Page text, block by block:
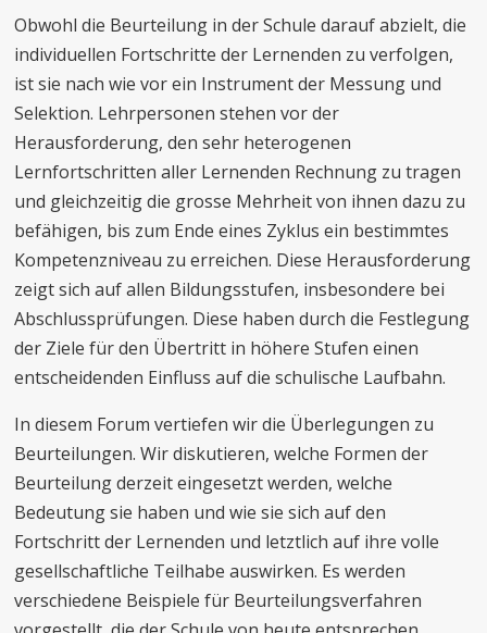
Obwohl die Beurteilung in der Schule darauf abzielt, die
individuellen Fortschritte der Lernenden zu verfolgen,
ist sie nach wie vor ein Instrument der Messung und
Selektion. Lehrpersonen stehen vor der
Herausforderung, den sehr heterogenen
Lernfortschritten aller Lernenden Rechnung zu tragen
und gleichzeitig die grosse Mehrheit von ihnen dazu zu
befähigen, bis zum Ende eines Zyklus ein bestimmtes
Kompetenzniveau zu erreichen. Diese Herausforderung
zeigt sich auf allen Bildungsstufen, insbesondere bei
Abschlussprüfungen. Diese haben durch die Festlegung
der Ziele für den Übertritt in höhere Stufen einen
entscheidenden Einfluss auf die schulische Laufbahn.
In diesem Forum vertiefen wir die Überlegungen zu
Beurteilungen. Wir diskutieren, welche Formen der
Beurteilung derzeit eingesetzt werden, welche
Bedeutung sie haben und wie sie sich auf den
Fortschritt der Lernenden und letztlich auf ihre volle
gesellschaftliche Teilhabe auswirken. Es werden
verschiedene Beispiele für Beurteilungsverfahren